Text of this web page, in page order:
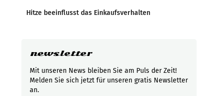
Hitze beeinflusst das Einkaufsverhalten
newsletter
Mit unseren News bleiben Sie am Puls der Zeit!
Melden Sie sich jetzt für unseren gratis Newsletter
an.